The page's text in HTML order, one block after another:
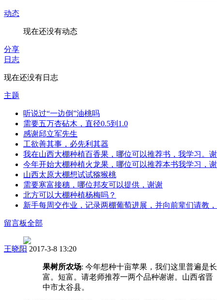
动态
现在还没有动态
分享
日志
现在还没有日志
主题
听说过“一边倒”油桃吗
需要五万杏砧木，直径0.5到1.0
感谢邱立军先生
工欲善其事，必先利其器
我在山西大棚种植百香果，哪位可以推荐书，我学习。
今年开始大棚种植火龙果，哪位可以推荐本书我学习，
山西太原大棚想试试猕猴桃
需要寒富接穗，哪位邦友可以提供，谢谢
北方可以大棚种植杨梅吗？
新手每周交作业，记录两棚葡萄进展，并向前辈们请教
留言板全部
王晓阳 2017-3-8 13:20
果树所农场: 今年想种十亩苹果，我们这里普遍是长
富。短富。请老师推荐一两个品种谢谢。山西省晋
中市太谷县。